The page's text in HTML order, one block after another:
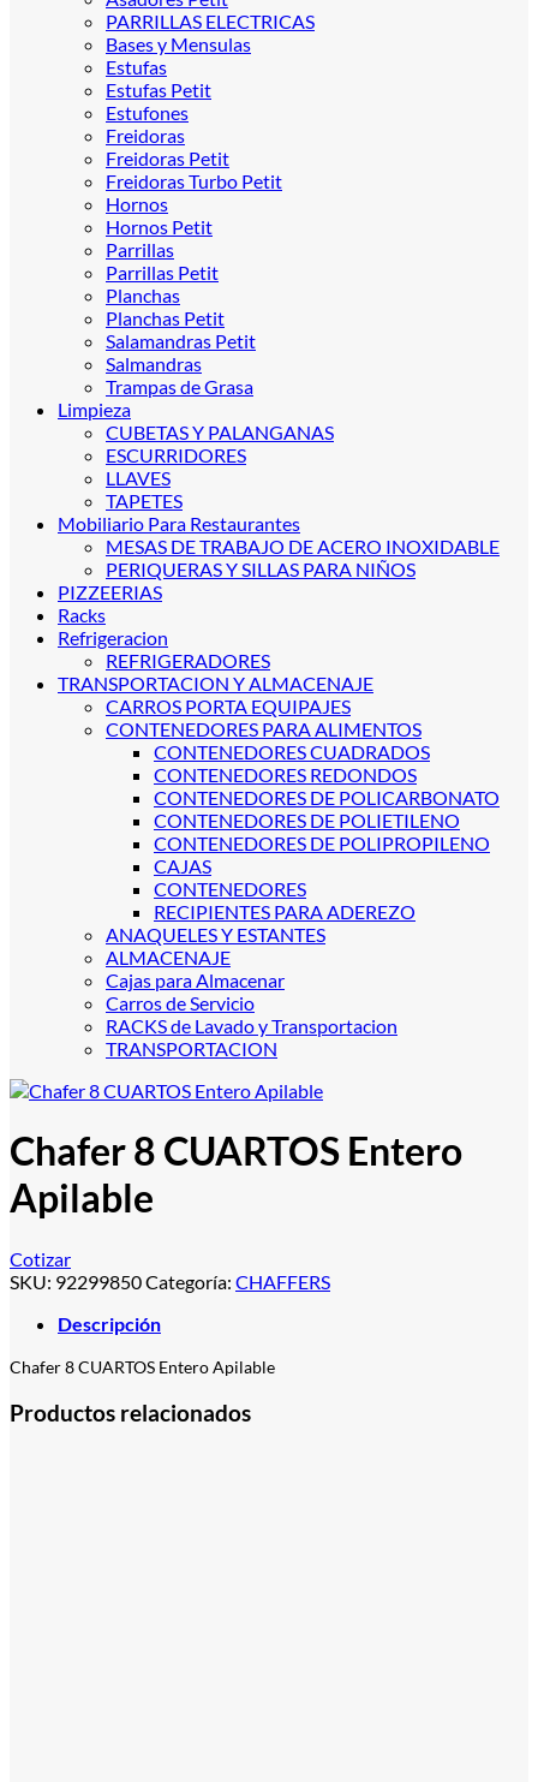
PARRILLAS ELECTRICAS
Bases y Mensulas
Estufas
Estufas Petit
Estufones
Freidoras
Freidoras Petit
Freidoras Turbo Petit
Hornos
Hornos Petit
Parrillas
Parrillas Petit
Planchas
Planchas Petit
Salamandras Petit
Salmandras
Trampas de Grasa
Limpieza
CUBETAS Y PALANGANAS
ESCURRIDORES
LLAVES
TAPETES
Mobiliario Para Restaurantes
MESAS DE TRABAJO DE ACERO INOXIDABLE
PERIQUERAS Y SILLAS PARA NIÑOS
PIZZEERIAS
Racks
Refrigeracion
REFRIGERADORES
TRANSPORTACION Y ALMACENAJE
CARROS PORTA EQUIPAJES
CONTENEDORES PARA ALIMENTOS
CONTENEDORES CUADRADOS
CONTENEDORES REDONDOS
CONTENEDORES DE POLICARBONATO
CONTENEDORES DE POLIETILENO
CONTENEDORES DE POLIPROPILENO
CAJAS
CONTENEDORES
RECIPIENTES PARA ADEREZO
ANAQUELES Y ESTANTES
ALMACENAJE
Cajas para Almacenar
Carros de Servicio
RACKS de Lavado y Transportacion
TRANSPORTACION
Chafer 8 CUARTOS Entero
Apilable
Cotizar
SKU: 92299850Categoría: CHAFFERS
Descripción
Chafer 8 CUARTOS Entero Apilable
Productos relacionados